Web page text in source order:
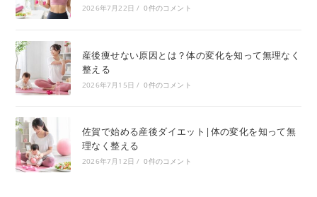
2026年7月22日 / 0件のコメント
産後痩せない原因とは？体の変化を知って無理なく
整える
2026年7月15日 / 0件のコメント
佐賀で始める産後ダイエット|体の変化を知って無
理なく整える
2026年7月12日 / 0件のコメント